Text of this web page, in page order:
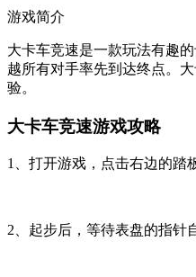
游戏简介
大卡车竞速是一款玩法有趣
越所有对手率先到达终点。
验。
大卡车竞速游戏攻略
1、打开游戏，点击右边的踏
2、起步后，等待表盘的指针